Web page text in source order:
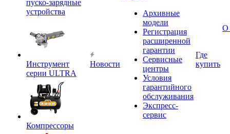
пуско-зарядные
устройства
Инструмент
серии ULTRA
Компрессоры
Новости
Архивные
модели
Регистрация
расширенной
гарантии
Сервисные
центры
Условия
гарантийного
обслуживания
Экспресс-
сервис
Где
купить
О